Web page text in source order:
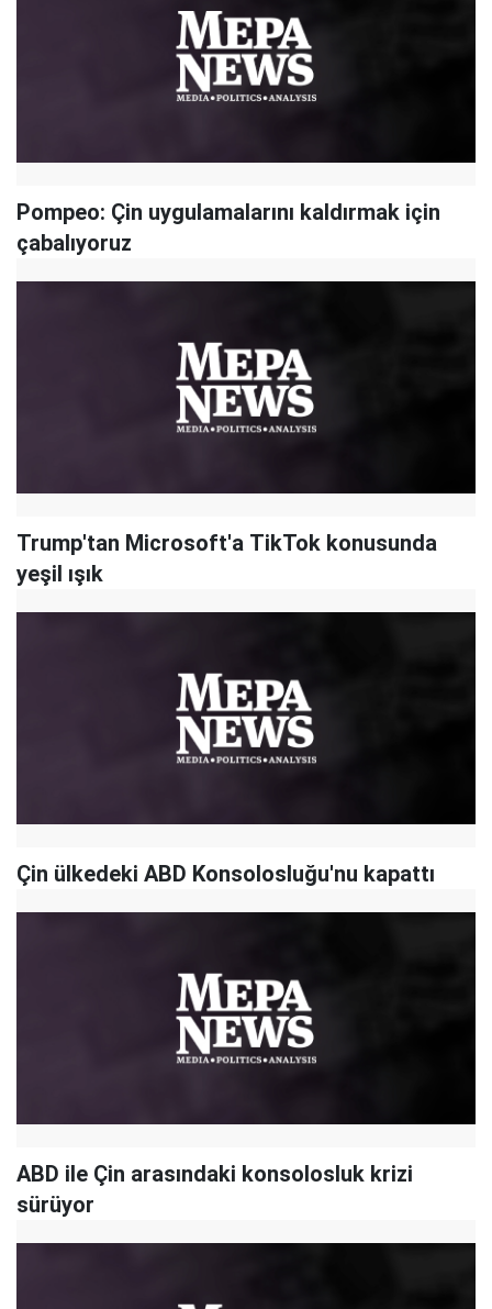
Pompeo: Çin uygulamalarını kaldırmak için
çabalıyoruz
Trump'tan Microsoft'a TikTok konusunda
yeşil ışık
Çin ülkedeki ABD Konsolosluğu'nu kapattı
ABD ile Çin arasındaki konsolosluk krizi
sürüyor